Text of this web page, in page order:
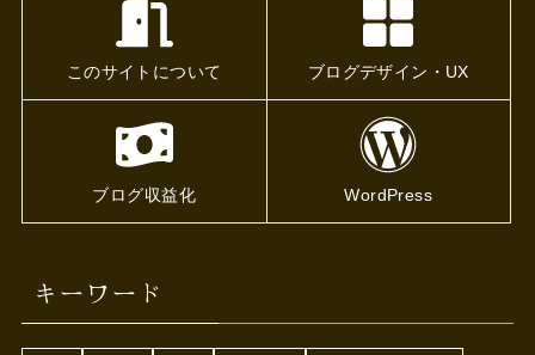
このサイトについて ブログデザイン・UX
ブログ収益化 WordPress
キーワード